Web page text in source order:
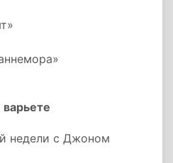
недели с Джоном